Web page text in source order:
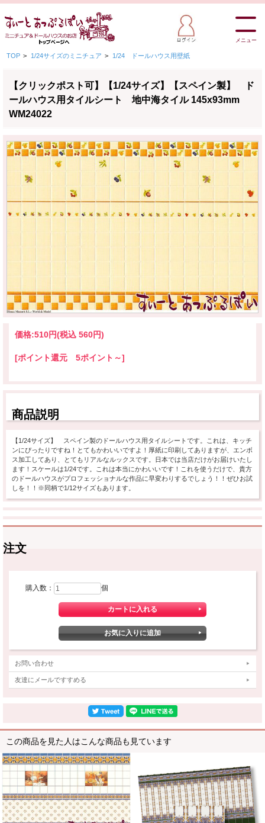
メニュー
TOP > 1/24サイズのミニチュア > 1/24 ドールハウス用壁紙
【クリックポスト可】【1/24サイズ】【スペイン製】 ド
ールハウス用タイルシート 地中海タイル 145x93mm
WM24022
価格:510円(税込 560円)
[ポイント還元 5ポイント～]
商品説明
【1/24サイズ】 スペイン製のドールハウス用タイルシートです。これは、キッチ
ンにぴったりですね！とてもかわいいですよ！厚紙に印刷してありますが、エンボ
ス加工してあり、とてもリアルなルックスです。日本では当店だけがお届けいたし
ます！スケールは1/24です。これは本当にかわいいです！これを使うだけで、貴方
のドールハウスがプロフェッショナルな作品に早変わりするでしょう！！ぜひお試
しを！！※同柄で1/12サイズもあります。
注文
購入数： 個
お問い合わせ
友達にメールですすめる
この商品を見た人はこんな商品も見ています